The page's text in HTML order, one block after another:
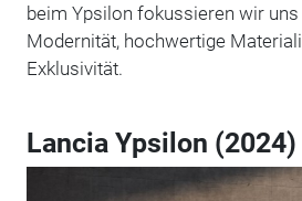
beim Ypsilon fokussieren wir
Modernität, hochwertige
Exklusivität.
Lancia Ypsilon (2024)